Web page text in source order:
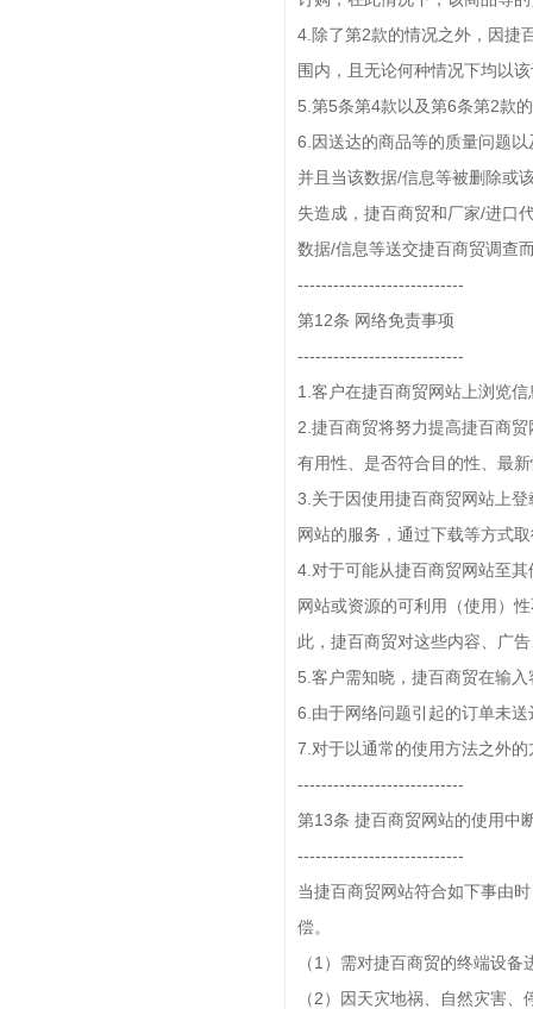
4.除了第2款的情况之外，因捷
围内，且无论何种情况下均以
5.第5条第4款以及第6条第2款
6.因送达的商品等的质量问题
并且当该数据/信息等被删除或
失造成，捷百商贸和厂家/进口
数据/信息等送交捷百商贸调查
----------------------------
第12条 网络免责事项
----------------------------
1.客户在捷百商贸网站上浏览
2.捷百商贸将努力提高捷百商
有用性、是否符合目的性、最
3.关于因使用捷百商贸网站上
网站的服务，通过下载等方式
4.对于可能从捷百商贸网站至
网站或资源的可利用（使用）
此，捷百商贸对这些内容、广
5.客户需知晓，捷百商贸在输
6.由于网络问题引起的订单未
7.对于以通常的使用方法之外
----------------------------
第13条 捷百商贸网站的使用中
----------------------------
当捷百商贸网站符合如下事由
偿。
（1）需对捷百商贸的终端设
（2）因天灾地祸、自然灾害